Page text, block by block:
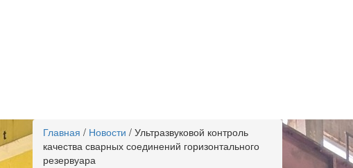
Главная / Новости / Ультразвуковой контроль
качества сварных соединений горизонтального
резервуара